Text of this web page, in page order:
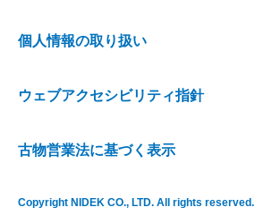
個人情報の取り扱い
ウェブアクセシビリティ指針
古物営業法に基づく表示
Copyright NIDEK CO., LTD. All rights reserved.